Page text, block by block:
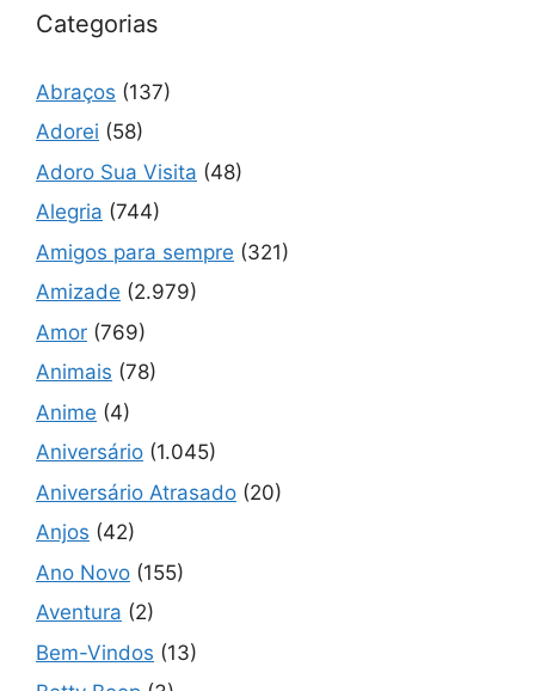
Categorias
Abraços (137)
Adorei (58)
Adoro Sua Visita (48)
Alegria (744)
Amigos para sempre (321)
Amizade (2.979)
Amor (769)
Animais (78)
Anime (4)
Aniversário (1.045)
Aniversário Atrasado (20)
Anjos (42)
Ano Novo (155)
Aventura (2)
Bem-Vindos (13)